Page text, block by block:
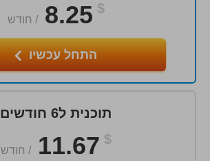
$
8.25
/ חודש
התחל עכשיו
תוכנית ל6 חודשים
$
11.67
/ חודש